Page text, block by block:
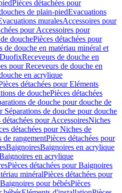
Pièces détachées pour
de plain-piedEvacuations
muralesAccessoires pour
pour Accessoires pour
douchePièces détachées pour
de douche en matériau minéral et
DuofixReceveurs de douche en
pour Receveurs de douche en
en acrylique
détachées pour Eléments
de douchePièces détachées
de douche pour douche de
Séparations de douche pour douche
détachées pour AccessoiresNiches
détachées pour Niches de
de rangementPièces détachées pour
BaignoiresBaignoires en acrylique
en acrylique
Pièces détachées pour Baignoires
minéralPièces détachées pour
Baignoires pour bébésPièces